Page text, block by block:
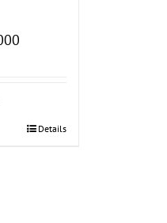
El
precio
Details